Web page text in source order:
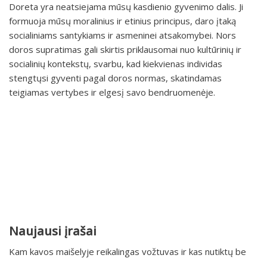
Doreta yra neatsiejama mūsų kasdienio gyvenimo dalis. Ji
formuoja mūsų moralinius ir etinius principus, daro įtaką
socialiniams santykiams ir asmeninei atsakomybei. Nors
doros supratimas gali skirtis priklausomai nuo kultūrinių ir
socialinių kontekstų, svarbu, kad kiekvienas individas
stengtųsi gyventi pagal doros normas, skatindamas
teigiamas vertybes ir elgesį savo bendruomenėje.
Naujausi įrašai
Kam kavos maišelyje reikalingas vožtuvas ir kas nutiktų be